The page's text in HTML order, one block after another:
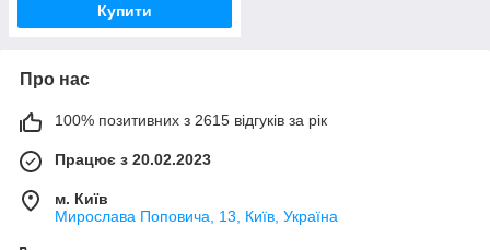
Купити
Про нас
100% позитивних з 2615 відгуків за рік
Працює з 20.02.2023
м. Київ
Мирослава Поповича, 13, Київ, Україна